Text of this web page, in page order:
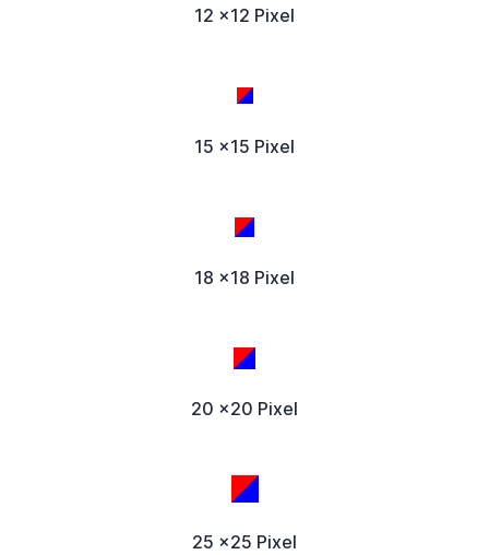
12 x12 Pixel
15 x15 Pixel
18 x18 Pixel
20 x20 Pixel
25 x25 Pixel